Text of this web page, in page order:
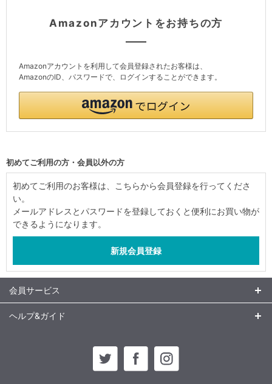
Amazonアカウントをお持ちの方
Amazonアカウントを利用して会員登録されたお客様は、
AmazonのID、パスワードで、ログインすることができます。
初めてご利用の方・会員以外の方
初めてご利用のお客様は、こちらから会員登録を行ってくださ
い。
メールアドレスとパスワードを登録しておくと便利にお買い物が
できるようになります。
会員サービス
ヘルプ&ガイド